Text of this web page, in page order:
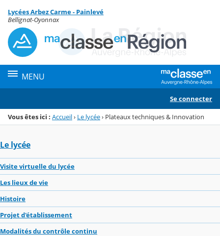
Menu de la rubrique
Contenu
Lycées Arbez Carme - Painlevé
Bellignat-Oyonnax
MENU
Se connecter
Vous êtes ici : Accueil› Le lycée› Plateaux techniques & Innovation
Le lycée
Visite virtuelle du lycée
Les lieux de vie
Histoire
Projet d'établissement
Modalités du contrôle continu